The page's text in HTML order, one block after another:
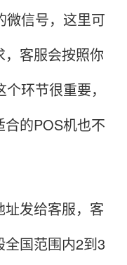
微信号，这里可
客服会按照你
环节很重要，
的POS机也不
发给客服，客
国范围内2到3